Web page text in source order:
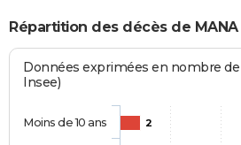
Répartition des décès de
Données exprimées en nombre de
Insee)
2
Moins de 10 ans